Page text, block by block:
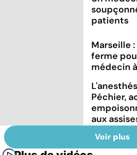
patients
Marseille
ferme
médecin
Péchier,
aux
Voir plus